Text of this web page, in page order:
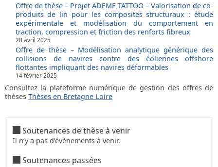
Offre de thèse – Projet ADEME TATTOO – Valorisation de co-
produits de lin pour les composites structuraux : étude
expérimentale et modélisation du comportement en
traction, compression et friction des renforts fibreux
28 avril 2025
Offre de thèse – Modélisation analytique générique des
collisions de navires contre des éoliennes offshore
flottantes impliquant des navires déformables
14 février 2025
Consultez la plateforme numérique de gestion des offres de
thèses Thèses en Bretagne Loire
Soutenances de thèse à venir
Il n’y a pas d’évènements à venir.
Soutenances passées